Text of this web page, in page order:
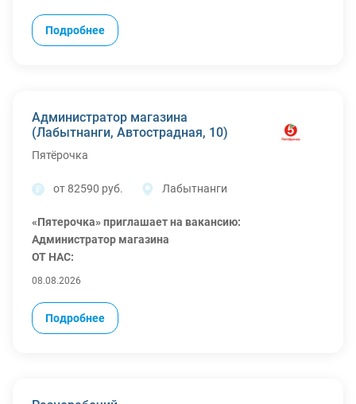
Полное обеспечение вахты:
- Бесплатное проживание в хостеле.
Подробнее
Администратор магазина
(Лабытнанги, Автострадная, 10)
Пятёрочка
от 82590 руб. Лабытнанги
«Пятерочка» приглашает на вакансию:
Администратор магазина
ОТ НАС:
Оформление по ТК РФ
ежемесячная премия. Средний доход
руб. в месяц до вычета налогов
Подробнее
08.08.2026